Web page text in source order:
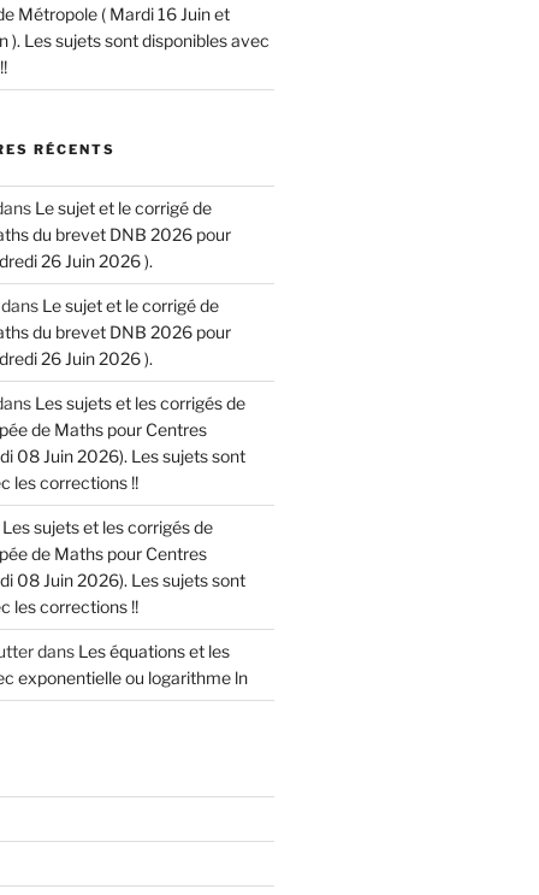
Métropole ( Mardi 16 Juin et
). Les sujets sont disponibles avec
RÉCENTS
Le sujet et le corrigé de
du brevet DNB 2026 pour
26 Juin 2026 ).
dans Le sujet et le corrigé de
du brevet DNB 2026 pour
26 Juin 2026 ).
Les sujets et les corrigés de
de Maths pour Centres
08 Juin 2026). Les sujets sont
les corrections !!
Les sujets et les corrigés de
de Maths pour Centres
08 Juin 2026). Les sujets sont
les corrections !!
dans Les équations et les
exponentielle ou logarithme ln